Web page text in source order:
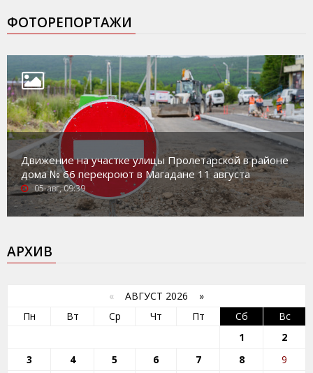
ФОТОРЕПОРТАЖИ
Движение на участке улицы Пролетарской в районе
дома № 66 перекроют в Магадане 11 августа
05-авг, 09:39
АРХИВ
« АВГУСТ 2026 »
Пн
Вт Ср Чт Пт Сб
Вс
1
2
3
4 5 6 7 8 9